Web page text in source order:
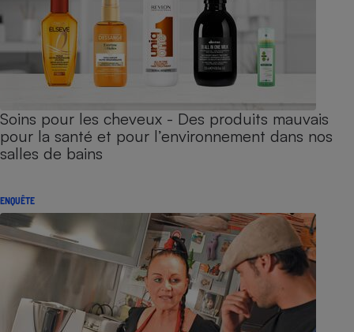
Soins pour les cheveux - Des produits mauvais
pour la santé et pour l’environnement dans nos
salles de bains
ENQUÊTE